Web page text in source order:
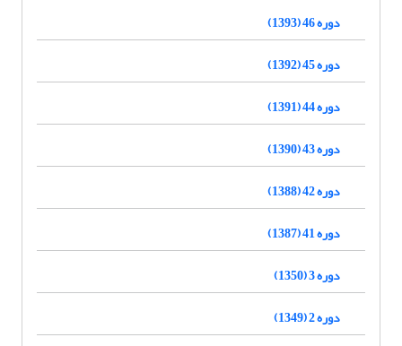
دوره 46 (1393)
دوره 45 (1392)
دوره 44 (1391)
دوره 43 (1390)
دوره 42 (1388)
دوره 41 (1387)
دوره 3 (1350)
دوره 2 (1349)